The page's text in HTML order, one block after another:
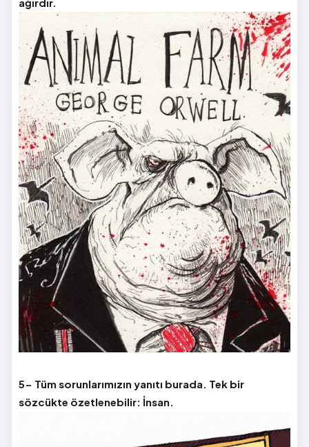
5- Tüm sorunlarımızın yanıtı burada. Tek bir
sözcükte özetlenebilir: İnsan.